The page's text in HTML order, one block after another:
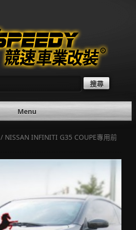
Menu
/ NISSAN INFINITI G35 COUPE專用前